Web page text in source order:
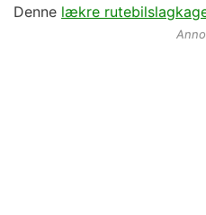
Denne lækre